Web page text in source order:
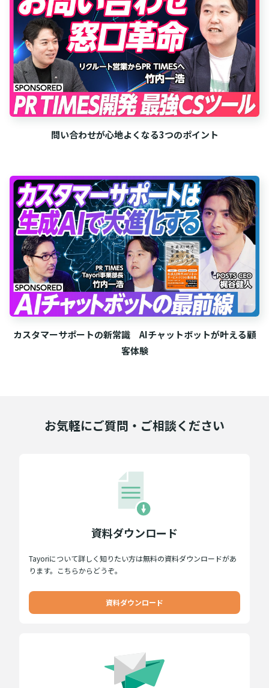
問い合わせが心地よくなる3つのポイント
カスタマーサポートの新常識 AIチャットボットが叶える顧
客体験
お気軽にご質問・ご相談ください
資料ダウンロード
Tayoriについて詳しく知りたい方は無料の資料ダウンロードがあ
ります。こちらからどうぞ。
資料ダウンロード